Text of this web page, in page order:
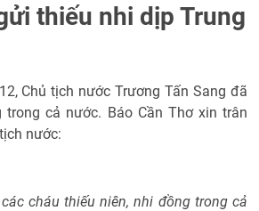
thiếu nhi dịp Trung
Chủ tịch nước Trương Tấn Sang đã
cả nước. Báo Cần Thơ xin trân
nước:
cháu thiếu niên, nhi đồng trong cả